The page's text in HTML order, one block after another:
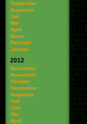
September
Augustus
Juli
Mei
April
Maart
Februari
Januari
2012
December
November
Oktober
September
Augustus
Juli
Juni
Mei
April